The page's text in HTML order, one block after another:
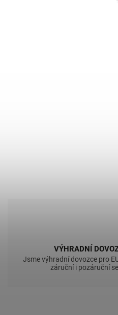
VÝHRADNÍ
Jsme výhradní dovozce pro
záruční i pozáruční